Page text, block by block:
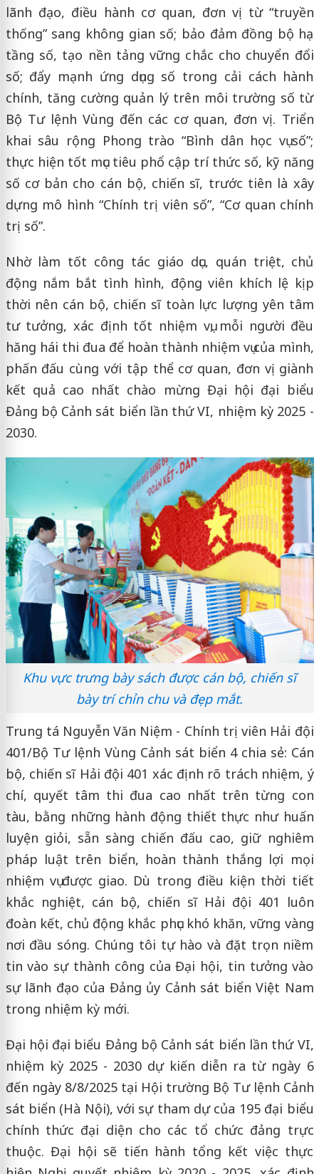
lãnh đạo, điều hành cơ quan, đơn vị từ “truyền
thống” sang không gian số; bảo đảm đồng bộ hạ
tầng số, tạo nền tảng vững chắc cho chuyển đổi
số; đẩy mạnh ứng dụng số trong cải cách hành
chính, tăng cường quản lý trên môi trường số từ
Bộ Tư lệnh Vùng đến các cơ quan, đơn vị. Triển
khai sâu rộng Phong trào “Bình dân học vụ số”;
thực hiện tốt mục tiêu phổ cập trí thức số, kỹ năng
số cơ bản cho cán bộ, chiến sĩ, trước tiên là xây
dựng mô hình “Chính trị viên số”, “Cơ quan chính
trị số”.
Nhờ làm tốt công tác giáo dục, quán triệt, chủ
động nắm bắt tình hình, động viên khích lệ kịp
thời nên cán bộ, chiến sĩ toàn lực lượng yên tâm
tư tưởng, xác định tốt nhiệm vụ, mỗi người đều
hăng hái thi đua để hoàn thành nhiệm vụ của mình,
phấn đấu cùng với tập thể cơ quan, đơn vị giành
kết quả cao nhất chào mừng Đại hội đại biểu
Đảng bộ Cảnh sát biển lần thứ VI, nhiệm kỳ 2025 -
2030.
Khu vực trưng bày sách được cán bộ, chiến sĩ
bày trí chỉn chu và đẹp mắt.
Trung tá Nguyễn Văn Niệm - Chính trị viên Hải đội
401/Bộ Tư lệnh Vùng Cảnh sát biển 4 chia sẻ: Cán
bộ, chiến sĩ Hải đội 401 xác định rõ trách nhiệm, ý
chí, quyết tâm thi đua cao nhất trên từng con
tàu, bằng những hành động thiết thực như huấn
luyện giỏi, sẵn sàng chiến đấu cao, giữ nghiêm
pháp luật trên biển, hoàn thành thắng lợi mọi
nhiệm vụ được giao. Dù trong điều kiện thời tiết
khắc nghiệt, cán bộ, chiến sĩ Hải đội 401 luôn
đoàn kết, chủ động khắc phục khó khăn, vững vàng
nơi đầu sóng. Chúng tôi tự hào và đặt trọn niềm
tin vào sự thành công của Đại hội, tin tưởng vào
sự lãnh đạo của Đảng ủy Cảnh sát biển Việt Nam
trong nhiệm kỳ mới.
Đại hội đại biểu Đảng bộ Cảnh sát biển lần thứ VI,
nhiệm kỳ 2025 - 2030 dự kiến diễn ra từ ngày 6
đến ngày 8/8/2025 tại Hội trường Bộ Tư lệnh Cảnh
sát biển (Hà Nội), với sự tham dự của 195 đại biểu
chính thức đại diện cho các tổ chức đảng trực
thuộc. Đại hội sẽ tiến hành tổng kết việc thực